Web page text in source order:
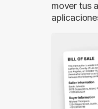
mover tus